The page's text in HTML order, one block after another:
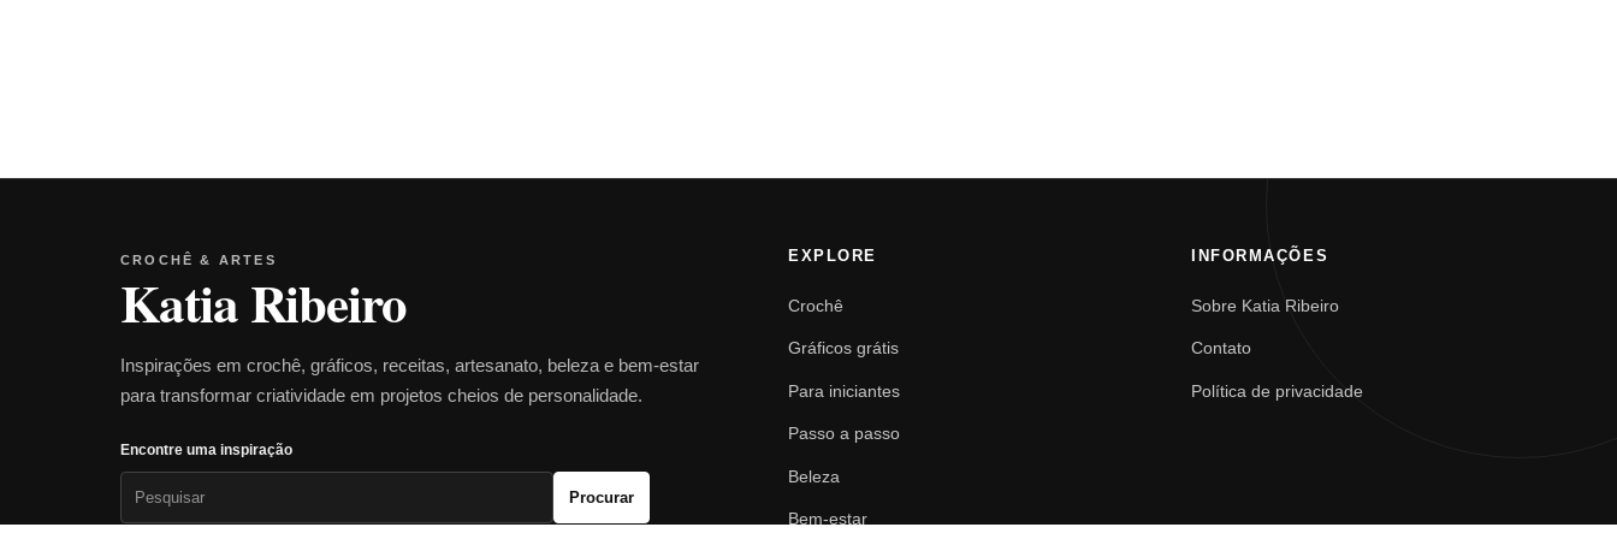
CROCHÊ & ARTES
Katia Ribeiro
Inspirações em crochê, gráficos, receitas, artesanato, beleza e bem-estar
para transformar criatividade em projetos cheios de personalidade.
Encontre uma inspiração
Procurar
EXPLORE
Crochê
Gráficos grátis
Para iniciantes
Passo a passo
Beleza
Bem-estar
INFORMAÇÕES
Sobre Katia Ribeiro
Contato
Política de privacidade